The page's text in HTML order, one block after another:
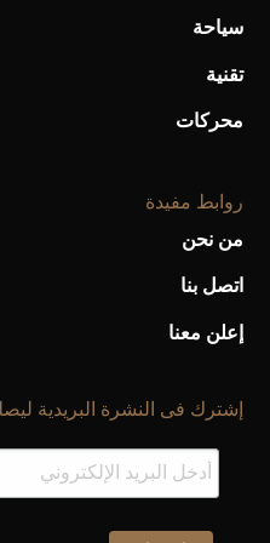
سياحة
تقنية
محركات
روابط مفيدة
من نحن
اتصل بنا
إعلن معنا
إشترك فى النشرة البريدية